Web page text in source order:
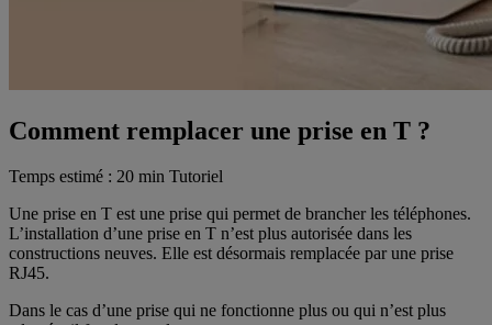
Comment remplacer une prise en T ?
Temps estimé : 20 min Tutoriel
Une prise en T est une prise qui permet de brancher les téléphones.
L’installation d’une prise en T n’est plus autorisée dans les
constructions neuves. Elle est désormais remplacée par une prise
RJ45.
Dans le cas d’une prise qui ne fonctionne plus ou qui n’est plus